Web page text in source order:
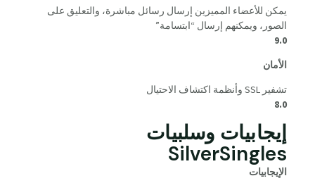
يمكن للأعضاء المميزين إرسال رسائل مباشرة، والتعليق على
الصور، ويمكنهم إرسال “ابتسامة”
9.0
الأمان
تشفير SSL وأنظمة اكتشاف الاحتيال
8.0
إيجابيات وسلبيات
SilverSingles
الإيجابيات